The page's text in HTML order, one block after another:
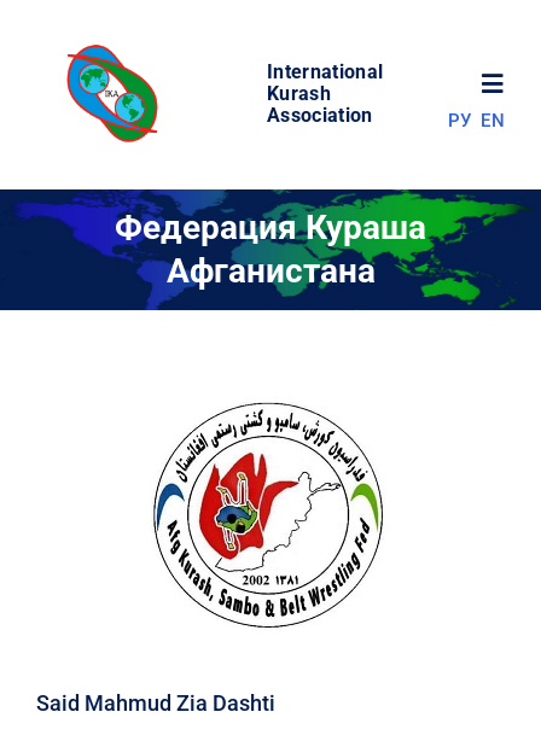
content
International
Kurash
Association
МИР КУРАША
РУ EN
Федерация Кураша
Афганистана
Said Mahmud Zia Dashti